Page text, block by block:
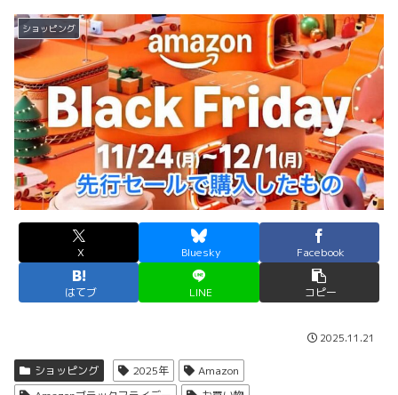
ショッピング
X Bluesky Facebook
はてブ LINE コピー
2025.11.21
ショッピング 2025年
Amazon